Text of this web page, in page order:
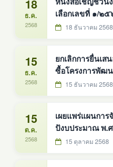
18
ธ.ค.
2568
เลือกเลขที่ ๑/๒
ตั้งโคมไฟถนนพลั
องค์การบริหาร
ใต้ อำเภอบ้านม่วง จังหวัดสกล
โดยวิธีคัดเลือก ต
18 ธันวาคม 2568
15
ธ.ค.
2568
ยกเลิกการยื่นเส
ซื้อโครงการพัฒ
ภายในตำบลดงห
ขนาด 30 วัตต์ เ
142 ชุด องค์กา
หม้อทองใต้ อำเภ
15 ธันวาคม 2568
15
ต.ค.
2568
เผยแพร่แผนการ
ปังบประมาณ พ.ศ.๒๕๖๙
ก่อสร้างถนนคอน
15 ตุลาคม 2568